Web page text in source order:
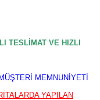
TESLİMAT VE HIZLI
MEMNUNİYETİ
YAPILAN